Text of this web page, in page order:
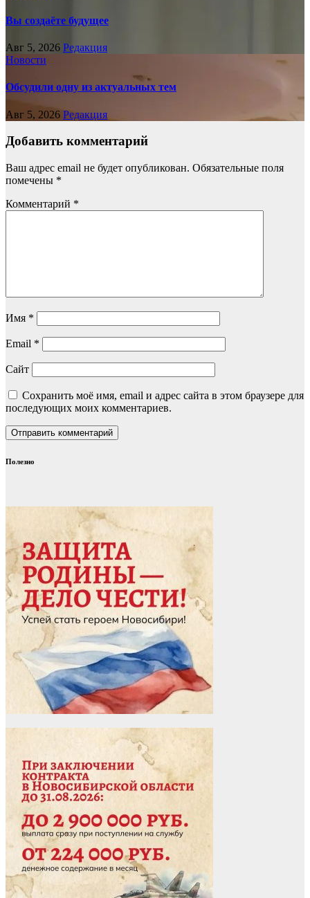
Вы создаёте будущее
Авг 5, 2026 Редакция
Новости
Обсудили одну из актуальных тем
Авг 5, 2026 Редакция
Добавить комментарий
Ваш адрес email не будет опубликован. Обязательные поля
помечены *
Комментарий *
Имя *
Email *
Сайт
Сохранить моё имя, email и адрес сайта в этом браузере для
последующих моих комментариев.
Полезно